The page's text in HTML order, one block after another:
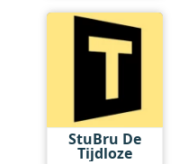
StuBru De
Tijdloze